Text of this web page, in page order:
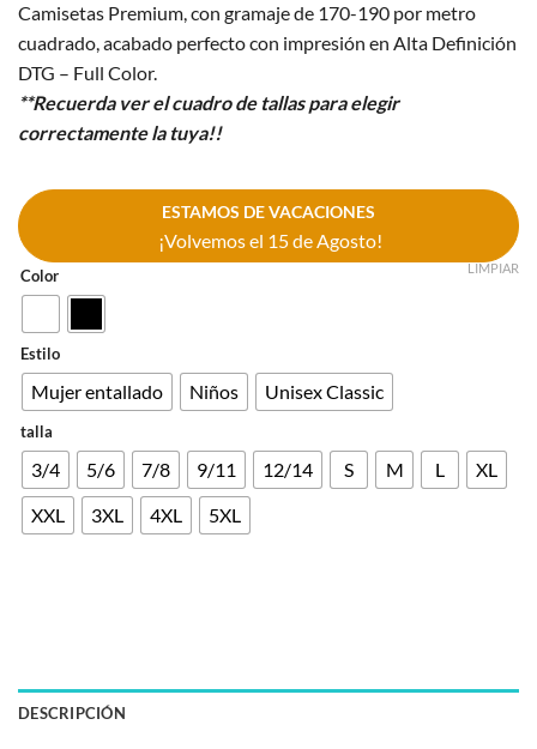
Camisetas Premium, con gramaje de 170-190 por metro
cuadrado, acabado perfecto con impresión en Alta Definición
DTG – Full Color.
**Recuerda ver el cuadro de tallas para elegir
correctamente la tuya!!
ESTAMOS DE VACACIONES
¡Volvemos el 15 de Agosto!
Color
Estilo
Mujer entallado Niños Unisex Classic
talla
3/4 5/6 7/8 9/11 12/14 S M L
XL
XXL
3XL 4XL 5XL
LIMPIAR
DESCRIPCIÓN